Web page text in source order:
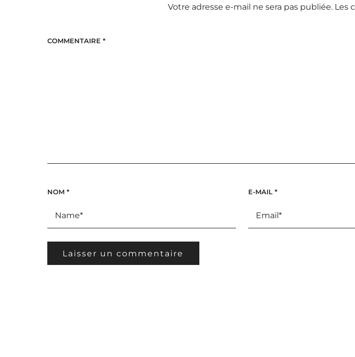
Votre adresse e-mail ne sera pas publiée. Les
COMMENTAIRE *
NOM * E-MAIL *